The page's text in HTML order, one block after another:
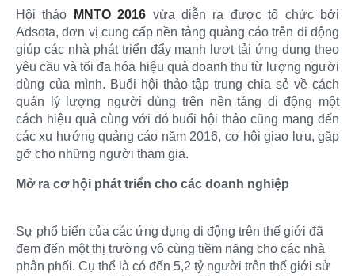
Hội thảo MNTO 2016 vừa diễn ra được tổ chức bởi
Adsota, đơn vị cung cấp nền tảng quảng cáo trên di động
giúp các nhà phát triển đẩy mạnh lượt tải ứng dụng theo
yêu cầu và tối đa hóa hiệu quả doanh thu từ lượng người
dùng của mình. Buổi hội thảo tập trung chia sẻ về cách
quản lý lượng người dùng trên nền tảng di động một
cách hiệu quả cùng với đó buổi hội thảo cũng mang đến
các xu hướng quảng cáo năm 2016, cơ hội giao lưu, gặp
gỡ cho những người tham gia.
Mở ra cơ hội phát triển cho các doanh nghiệp
Sự phổ biến của các ứng dụng di động trên thế giới đã
đem đến một thị trường vô cùng tiềm năng cho các nhà
phân phối. Cụ thể là có đến 5,2 tỷ người trên thế giới sử